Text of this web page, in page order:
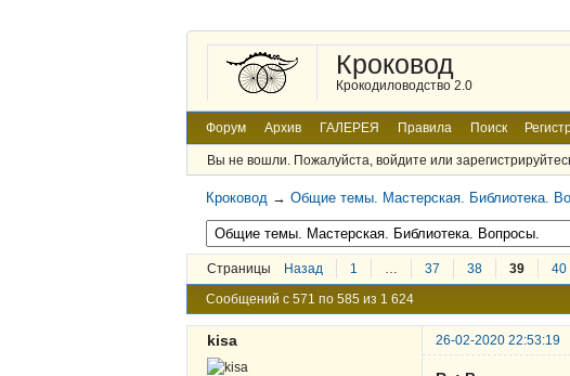
Кроковод
Крокодиловодство 2.0
Форум Архив ГАЛЕРЕЯ Правила Поиск
Вы не вошли. Пожалуйста, войдите или
Кроковод →Общие темы. Мастерская. Библиотека.
Страницы Назад 1 … 37 38 39 40
Сообщений с 571 по 585 из 1 624
kisa 26-02-2020 22:53:19